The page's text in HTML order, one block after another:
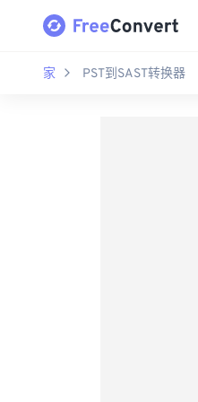
家 PST到SAST转换器